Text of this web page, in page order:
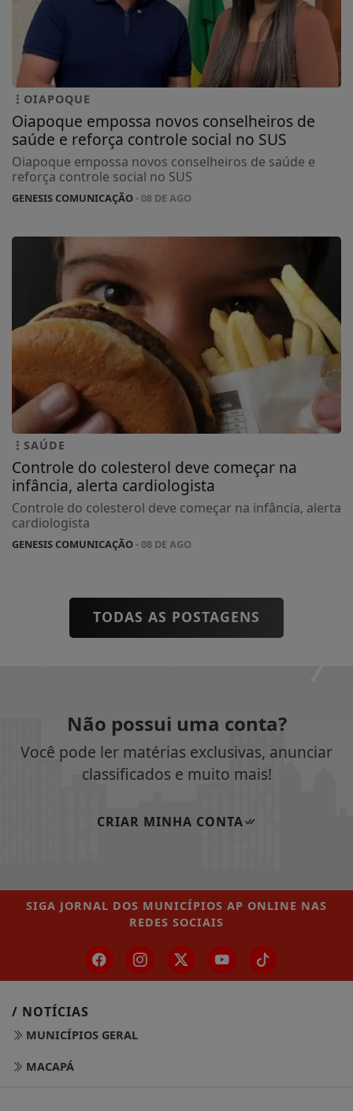
OIAPOQUE
Oiapoque empossa novos conselheiros de
saúde e reforça controle social no SUS
Oiapoque empossa novos conselheiros de saúde e
reforça controle social no SUS
GENESIS COMUNICAÇÃO- 08 DE AGO
SAÚDE
Controle do colesterol deve começar na
infância, alerta cardiologista
Controle do colesterol deve começar na infância, alerta
cardiologista
GENESIS COMUNICAÇÃO- 08 DE AGO
TODAS AS POSTAGENS
Não possui uma conta?
Você pode ler matérias exclusivas, anunciar
classificados e muito mais!
CRIAR MINHA CONTA
SIGA JORNAL DOS MUNICÍPIOS AP ONLINE NAS
REDES SOCIAIS
/ NOTÍCIAS
MUNICÍPIOS GERAL
MACAPÁ